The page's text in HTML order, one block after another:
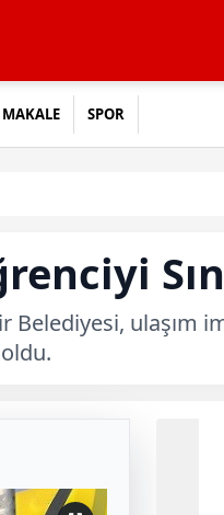
MAKALE SPOR
Belediyesi, ulaşım